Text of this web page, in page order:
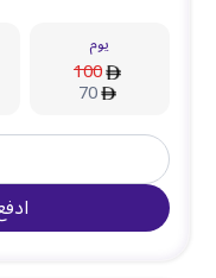
يوم
100
70